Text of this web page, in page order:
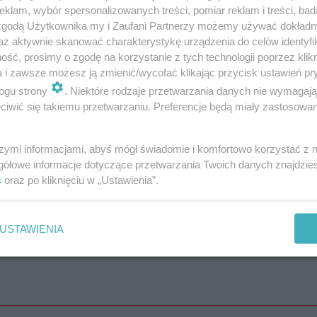
wybór spersonalizowanych treści, pomiar reklam i treści,
Użytkownika my i Zaufani Partnerzy możemy używać
aktywnie skanować charakterystykę urządzenia do celów
prosimy o zgodę na korzystanie z tych technologii poprzez
i zawsze możesz ją zmienić/wycofać klikając przycisk ustawień
strony
. Niektóre rodzaje przetwarzania danych nie
się takiemu przetwarzaniu. Preferencje będą miały
informacjami, abyś mógł świadomie i komfortowo korzystać z
informacje dotyczące przetwarzania Twoich danych
oraz po kliknięciu w „Ustawienia”.
USTAWIENIA